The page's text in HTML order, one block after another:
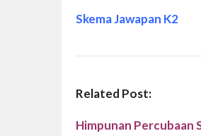
Skema Jawapan K2
Related Post:
Himpunan Percubaan